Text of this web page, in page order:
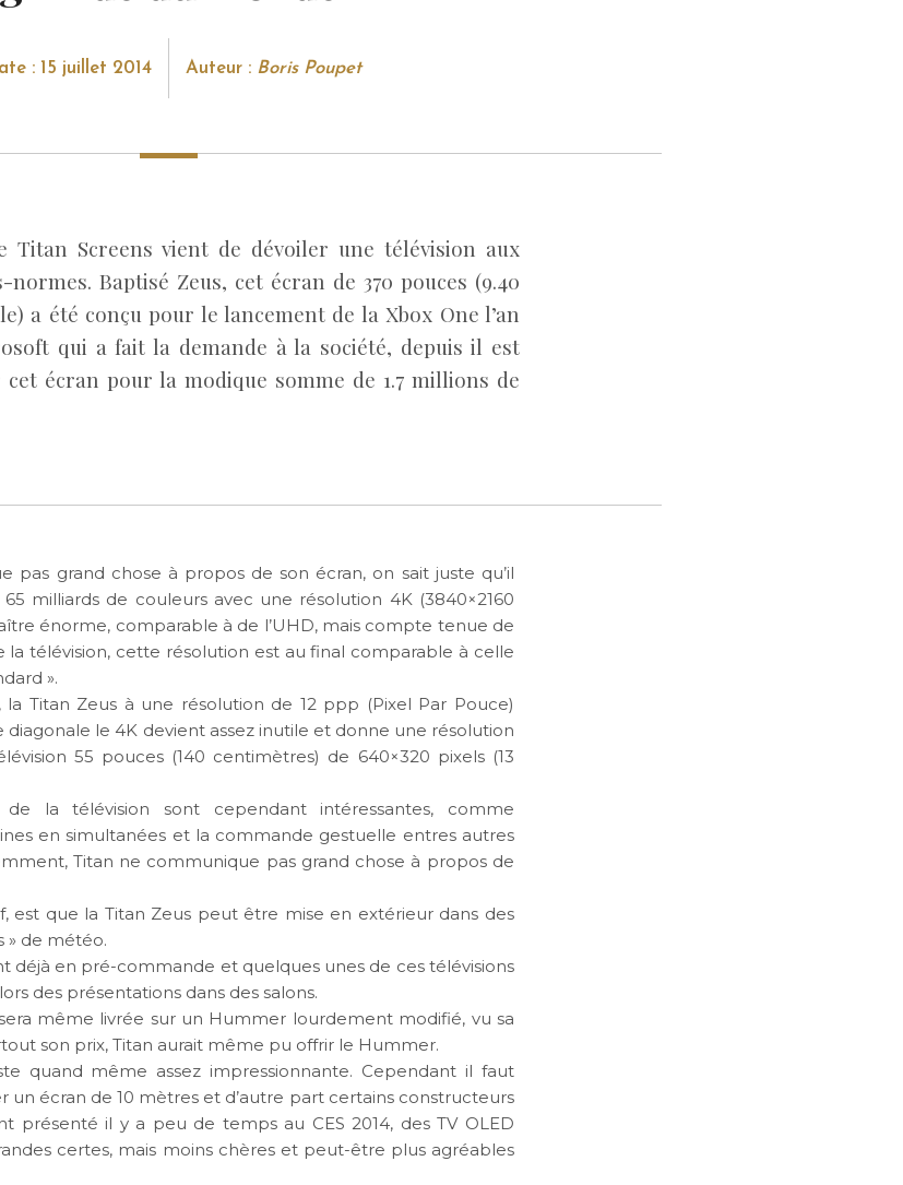
: 15 juillet 2014 Auteur : Boris Poupet
Titan Screens vient de dévoiler une télévision aux
Baptisé Zeus, cet écran de 370 pouces (9.40
a été conçu pour le lancement de la Xbox One l’an
qui a fait la demande à la société, depuis il est
cet écran pour la modique somme de 1.7 millions de
pas grand chose à propos de son écran, on sait juste qu’il
milliards de couleurs avec une résolution 4K (3840×2160
énorme, comparable à de l’UHD, mais compte tenue de
la télévision, cette résolution est au final comparable à celle
».
la Titan Zeus à une résolution de 12 ppp (Pixel Par Pouce)
diagonale le 4K devient assez inutile et donne une résolution
55 pouces (140 centimètres) de 640×320 pixels (13
de la télévision sont cependant intéressantes, comme
en simultanées et la commande gestuelle entres autres
Titan ne communique pas grand chose à propos de
est que la Titan Zeus peut être mise en extérieur dans des
» de météo.
déjà en pré-commande et quelques unes de ces télévisions
des présentations dans des salons.
même livrée sur un Hummer lourdement modifié, vu sa
son prix, Titan aurait même pu offrir le Hummer.
quand même assez impressionnante. Cependant il faut
un écran de 10 mètres et d’autre part certains constructeurs
présenté il y a peu de temps au CES 2014, des TV OLED
certes, mais moins chères et peut-être plus agréables